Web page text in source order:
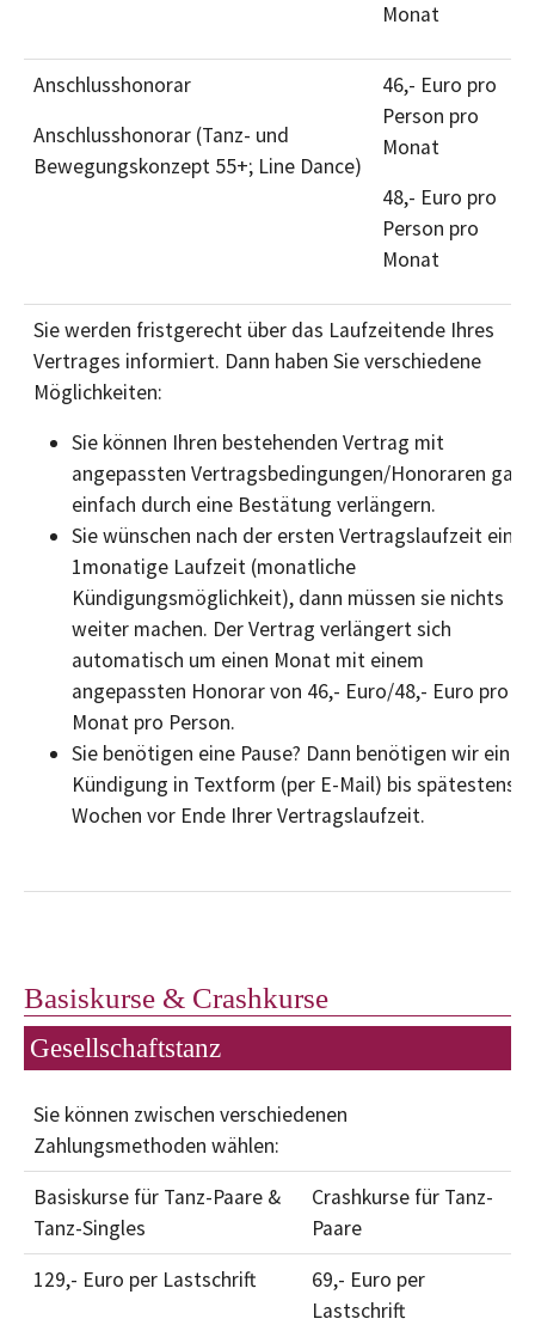
Monat
Anschlusshonorar
Anschlusshonorar (Tanz- und
Bewegungskonzept 55+; Line Dance)
46,- Euro pro
Person pro
Monat
48,- Euro pro
Person pro
Monat
Sie werden fristgerecht über das Laufzeitende Ihres
Vertrages informiert. Dann haben Sie verschiedene
Möglichkeiten:
Sie können Ihren bestehenden Vertrag mit
angepassten Vertragsbedingungen/Honoraren ganz
einfach durch eine Bestätung verlängern.
Sie wünschen nach der ersten Vertragslaufzeit eine
1monatige Laufzeit (monatliche
Kündigungsmöglichkeit), dann müssen sie nichts
weiter machen. Der Vertrag verlängert sich
automatisch um einen Monat mit einem
angepassten Honorar von 46,- Euro/48,- Euro pro
Monat pro Person.
Sie benötigen eine Pause? Dann benötigen wir eine
Kündigung in Textform (per E-Mail) bis spätestens 4
Wochen vor Ende Ihrer Vertragslaufzeit.
Basiskurse & Crashkurse
Gesellschaftstanz
Sie können zwischen verschiedenen
Zahlungsmethoden wählen:
Basiskurse für Tanz-Paare &
Tanz-Singles
Crashkurse für Tanz-
Paare
129,- Euro per Lastschrift
69,- Euro per
Lastschrift